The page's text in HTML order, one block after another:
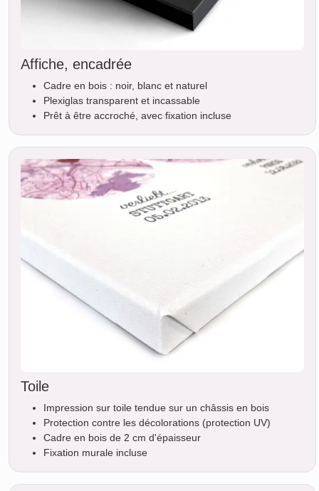
Affiche, encadrée
Cadre en bois : noir, blanc et naturel
Plexiglas transparent et incassable
Prêt à être accroché, avec fixation incluse
Toile
Impression sur toile tendue sur un châssis en bois
Protection contre les décolorations (protection UV)
Cadre en bois de 2 cm d'épaisseur
Fixation murale incluse